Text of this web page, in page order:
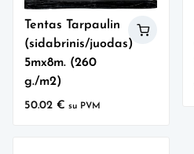
Tentas Tarpaulin
(sidabrinis/juodas)
5mx8m. (260
g./m2)
50.02€ su PVM